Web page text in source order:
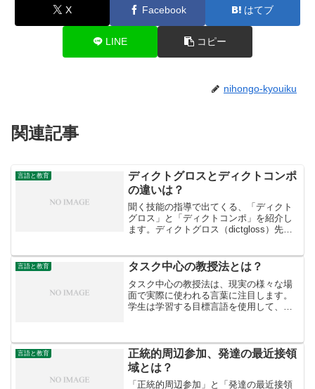
X Facebook はてブ
LINE コピー
nihongo-kyouiku
関連記事
言語と教育
ディクトグロスとディクトコンポ
の違いは？
聞く技能の指導で出てくる、「ディクト
グロス」と「ディクトコンポ」を紹介し
ます。ディクトグロス（dictgloss）先生
を聞いて、キーワードのメモを取りま
す。その後個別に...
言語と教育 タスク中心の教授法とは？
タスク中心の教授法は、現実の様々な場
面で実際に使われる言葉に注目します。
学生は学習する目標言語を使用して、意
サービスへの問い合わせ」など...
言語と教育
正統的周辺参加、発達の最近接領
域とは？
「正統的周辺参加」と「発達の最近接領